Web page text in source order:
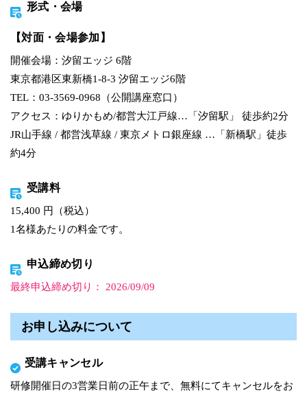
形式・会場
【対面・会場参加】
開催会場：汐留エッジ 6階
東京都港区東新橋1-8-3 汐留エッジ6階
TEL：03-3569-0968（公開講座窓口）
アクセス：ゆりかもめ/都営大江戸線…「汐留駅」 徒歩約2分
JR山手線 / 都営浅草線 / 東京メトロ銀座線 …「新橋駅」徒歩
約4分
受講料
15,400 円（税込）
1名様あたりの料金です。
申込締め切り
最終申込締め切り： 2026/09/09
お申し込みについて
受講キャンセル
研修開催日の3営業日前の正午まで、無料にてキャンセルをお